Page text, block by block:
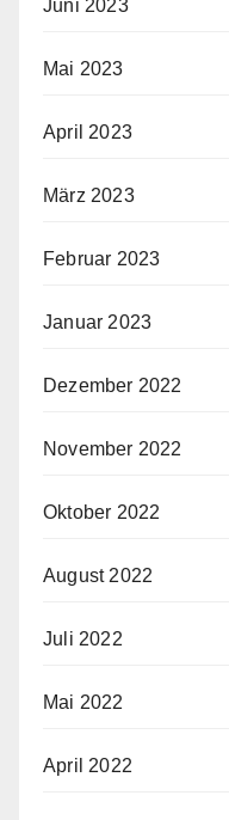
Juni 2023
Mai 2023
April 2023
März 2023
Februar 2023
Januar 2023
Dezember 2022
November 2022
Oktober 2022
August 2022
Juli 2022
Mai 2022
April 2022